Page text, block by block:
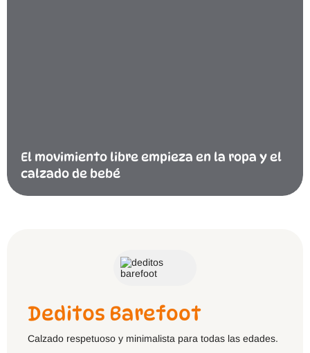
El movimiento libre empieza en la ropa y el
calzado de bebé
Deditos Barefoot
Calzado respetuoso y minimalista para todas las edades.